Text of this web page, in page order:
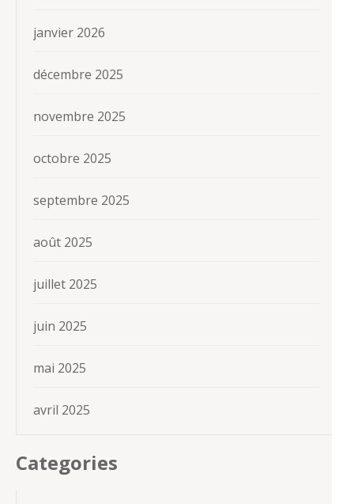
janvier 2026
décembre 2025
novembre 2025
octobre 2025
septembre 2025
août 2025
juillet 2025
juin 2025
mai 2025
avril 2025
Categories